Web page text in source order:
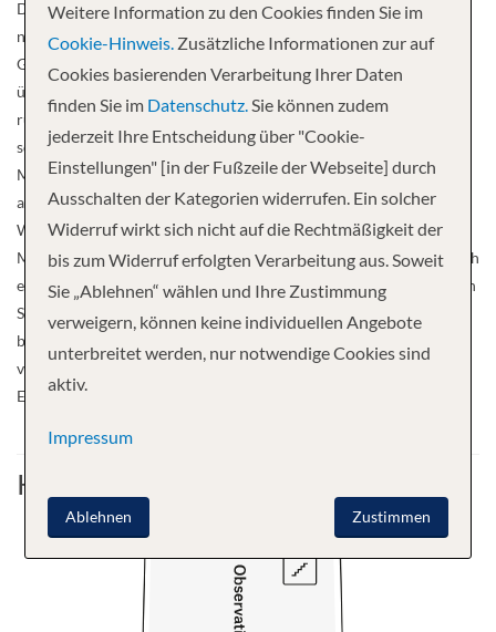
Die MS Santa Cruz II, die komplett klimaneutral arbeitet, ist
nachhaltig und sich ihrer sozialen Verantwortung gegenüber der
Gesellschaft bewusst. Dieses elegante, geräumige Schiff verfügt
über verschiedene Einrichtungen, in denen Sie Ihre Zeit an Bord
rundum genießen können. Probieren Sie die köstlichen Speisen im
schönen Restaurant, erweitern Sie gemeinsam mit Ihren
Mitreisenden Ihr Wissen im Science Center oder mischen Sie sich
auf den verschiedenen Decks ein wenig unter Ihre Mitreisenden.
Während Sie die Galapagos-Inseln erkunden, haben Sie die
Möglichkeit, aktiv an Ausflügen und Aktivitäten teilzunehmen. Nach
einem aufregenden Tag auf den Spuren von Charles Darwin werden
Sie es genießen, in eine ungezwungene Atmosphäre mit dem
bestmöglichen Service zurückzukehren. Die Einrichtungen an Bord
von MS Santa Cruz II sind auf die Bedürfnisse interessierter
Entdeckungsreisender perfekt zugeschnitten.
Kabine
Weitere Information zu den Cookies finden Sie im
Cookie-Hinweis. Zusätzliche Informationen zur auf
Cookies basierenden Verarbeitung Ihrer Daten
finden Sie im Datenschutz.Sie können zudem
jederzeit Ihre Entscheidung über "Cookie-
Einstellungen" [in der Fußzeile der Webseite] durch
Ausschalten der Kategorien widerrufen. Ein solcher
Widerruf wirkt sich nicht auf die Rechtmäßigkeit der
bis zum Widerruf erfolgten Verarbeitung aus. Soweit
Sie „Ablehnen“ wählen und Ihre Zustimmung
verweigern, können keine individuellen Angebote
unterbreitet werden, nur notwendige Cookies sind
aktiv.
Impressum
Zustimmen
Ablehnen